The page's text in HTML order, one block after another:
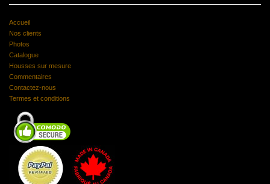
Accueil
Nos clients
Photos
Catalogue
Housses sur mesure
Commentaires
Contactez-nous
Termes et conditions